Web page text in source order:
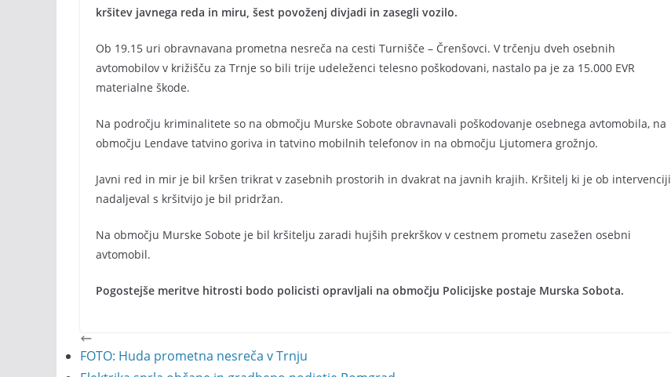
kršitev javnega reda in miru, šest povoženj divjadi in zasegli vozilo.
Ob 19.15 uri obravnavana prometna nesreča na cesti Turnišče – Črenšovci. V trčenju dveh osebnih
avtomobilov v križišču za Trnje so bili trije udeleženci telesno poškodovani, nastalo pa je za 15.000 EVR
materialne škode.
Na področju kriminalitete so na območju Murske Sobote obravnavali poškodovanje osebnega avtomobila, na
območju Lendave tatvino goriva in tatvino mobilnih telefonov in na območju Ljutomera grožnjo.
Javni red in mir je bil kršen trikrat v zasebnih prostorih in dvakrat na javnih krajih. Kršitelj ki je ob intervenciji
nadaljeval s kršitvijo je bil pridržan.
Na območju Murske Sobote je bil kršitelju zaradi hujših prekrškov v cestnem prometu zasežen osebni
avtomobil.
Pogostejše meritve hitrosti bodo policisti opravljali na območju Policijske postaje Murska Sobota.
FOTO: Huda prometna nesreča v Trnju